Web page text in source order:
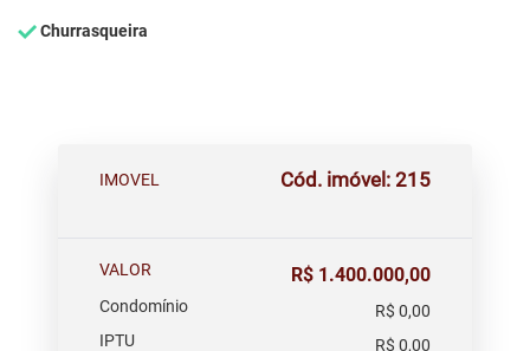
Churrasqueira
IMOVEL Cód. imóvel: 215
VALOR R$ 1.400.000,00
Condomínio
R$ 0,00
IPTU
R$ 0,00